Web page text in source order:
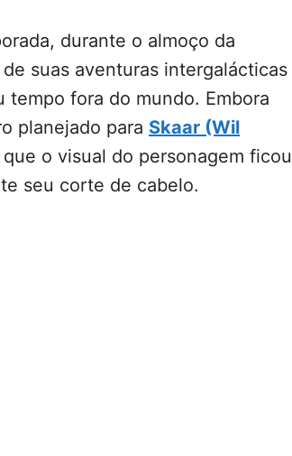
durante o almoço da
suas aventuras intergalácticas
fora do mundo. Embora
planejado para Skaar (Wil
o visual do personagem ficou
seu corte de cabelo.